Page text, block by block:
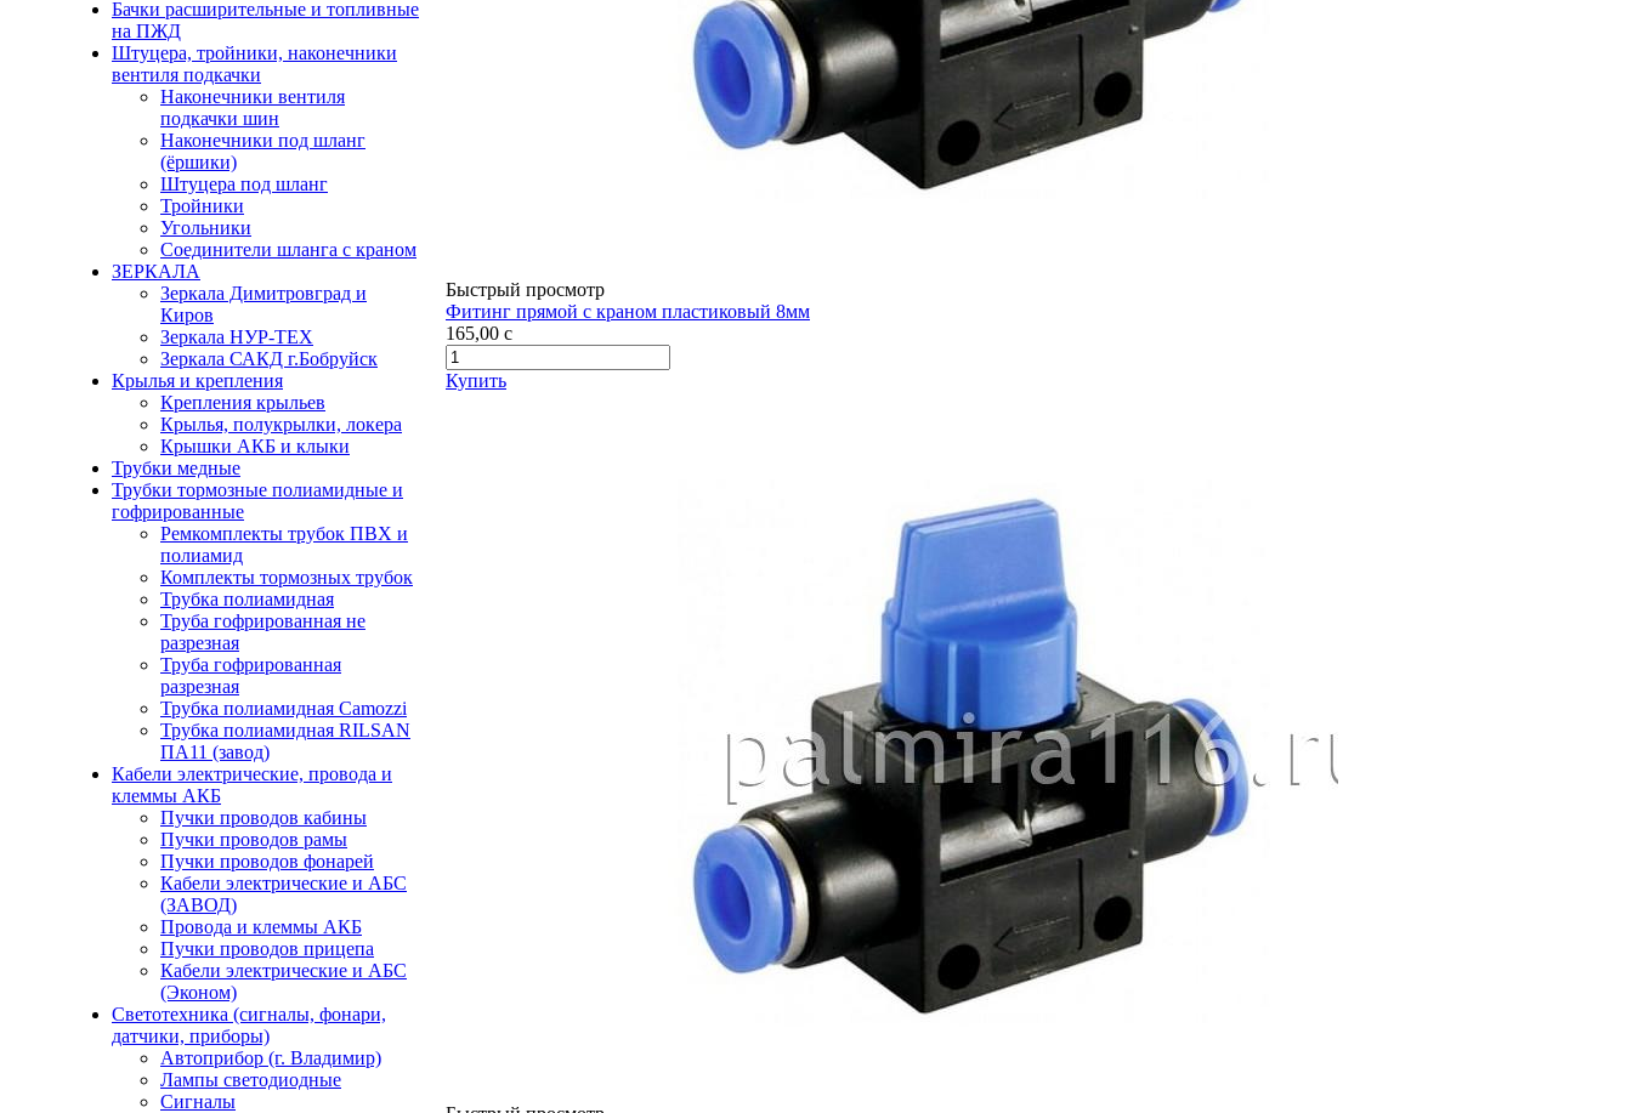
Бачки расширительные и топливные
на ПЖД
Штуцера, тройники, наконечники
вентиля подкачки
Наконечники вентиля
подкачки шин
Наконечники под шланг
(ёршики)
Штуцера под шланг
Тройники
Угольники
Соединители шланга с краном
ЗЕРКАЛА
Зеркала Димитровград и
Киров
Зеркала НУР-ТЕХ
Зеркала САКД г.Бобруйск
Крылья и крепления
Крепления крыльев
Крылья, полукрылки, локера
Крышки АКБ и клыки
Трубки медные
Трубки тормозные полиамидные и
гофрированные
Ремкомплекты трубок ПВХ и
полиамид
Комплекты тормозных трубок
Трубка полиамидная
Труба гофрированная не
разрезная
Труба гофрированная
разрезная
Трубка полиамидная Camozzi
Трубка полиамидная RILSAN
ПА11 (завод)
Кабели электрические, провода и
клеммы АКБ
Пучки проводов кабины
Пучки проводов рамы
Пучки проводов фонарей
Кабели электрические и АБС
(ЗАВОД)
Провода и клеммы АКБ
Пучки проводов прицепа
Кабели электрические и АБС
(Эконом)
Светотехника (сигналы, фонари,
датчики, приборы)
Автоприбор (г. Владимир)
Лампы светодиодные
Сигналы
Быстрый просмотр
Фитинг прямой с краном пластиковый 8мм
165,00 c
Купить